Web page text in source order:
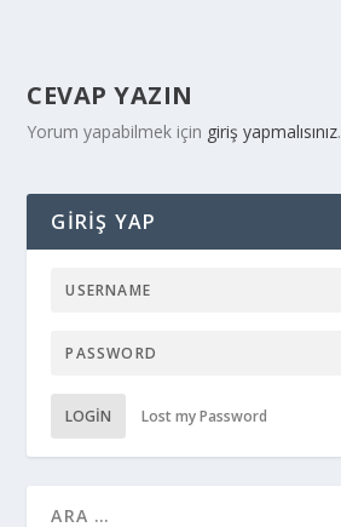
CEVAP YAZIN
Yorum yapabilmek için giriş yapmalısınız.
GIRIŞ YAP
LOGIN Lost my Password